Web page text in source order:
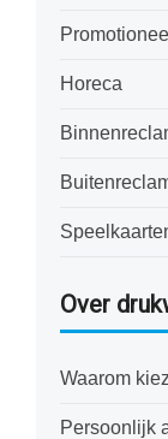
Promotioneel
Horeca
Over
Waarom
Persoonlijk